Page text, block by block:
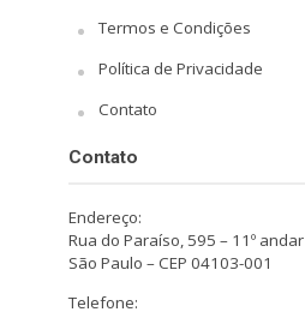
Termos e Condições
Política de Privacidade
Contato
Contato
Endereço:
Rua do Paraíso, 595 – 11º andar
São Paulo – CEP 04103-001
Telefone: